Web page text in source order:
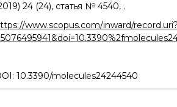
24 (24), статья № 4540, .
www.scopus.com/inward/
10.3390/molecules24244540